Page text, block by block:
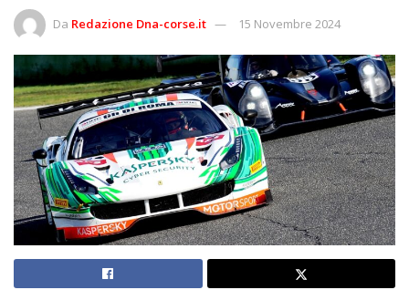
Da Redazione Dna-corse.it 15 Novembre 2024